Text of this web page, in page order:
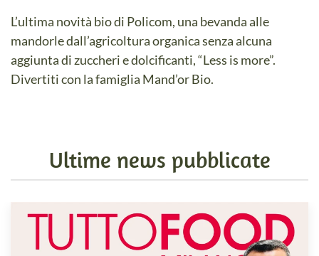
L’ultima novità bio di Policom, una bevanda alle
mandorle dall’agricoltura organica senza alcuna
aggiunta di zuccheri e dolcificanti, “Less is more”.
Divertiti con la famiglia Mand’or Bio.
Ultime news pubblicate